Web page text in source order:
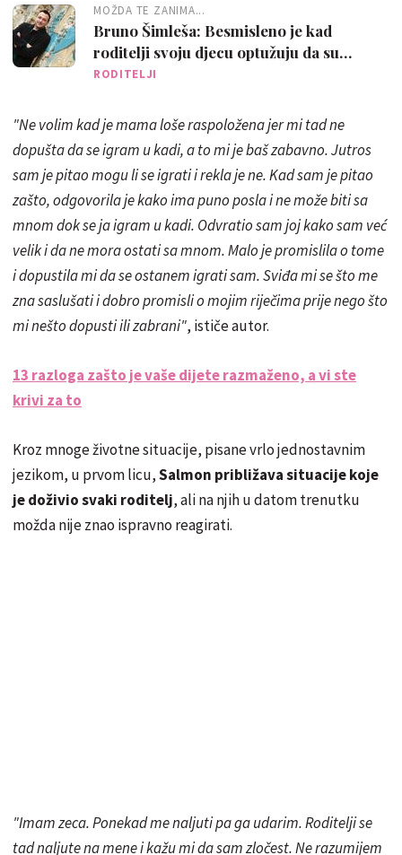
MOŽDA TE ZANIMA...
Bruno Šimleša: Besmisleno je kad
roditelji svoju djecu optužuju da su
neodgojena
RODITELJI
"Ne volim kad je mama loše raspoložena jer mi tad ne
dopušta da se igram u kadi, a to mi je baš zabavno. Jutros
sam je pitao mogu li se igrati i rekla je ne. Kad sam je pitao
zašto, odgovorila je kako ima puno posla i ne može biti sa
mnom dok se ja igram u kadi. Odvratio sam joj kako sam već
velik i da ne mora ostati sa mnom. Malo je promislila o tome
i dopustila mi da se ostanem igrati sam. Sviđa mi se što me
zna saslušati i dobro promisli o mojim riječima prije nego što
mi nešto dopusti ili zabrani", ističe autor.
13 razloga zašto je vaše dijete razmaženo, a vi ste
krivi za to
Kroz mnoge životne situacije, pisane vrlo jednostavnim
jezikom, u prvom licu,Salmon približava situacije koje
je doživio svaki roditelj, ali na njih u datom trenutku
možda nije znao ispravno reagirati.
"Imam zeca. Ponekad me naljuti pa ga udarim. Roditelji se
tad naljute na mene i kažu mi da sam zločest. Ne razumijem